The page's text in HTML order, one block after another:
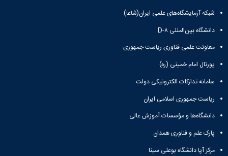
علوم
ورزشی
دانشکده
های
اقماری
فنی
و
طبیعی
تویسرکان
فنی
و
مهندسی
کبودرآهنگ
مدیریت
شبکه آزمایشگاه‌های علمی ایران(شاعا)
دانشگاه بین‌المللی D-۸
معاونت علمی فناوری ریاست جمهوری
پورتال امام خمینی (ره)
سامانه تدارکات الکترونیکی دولت
ریاست جمهوری اسلامی ایران
دانشگاه‌ها و مؤسسات آموزش عالی
پارک علم و فناوری همدان
مرکز آپا دانشگاه بوعلی سینا